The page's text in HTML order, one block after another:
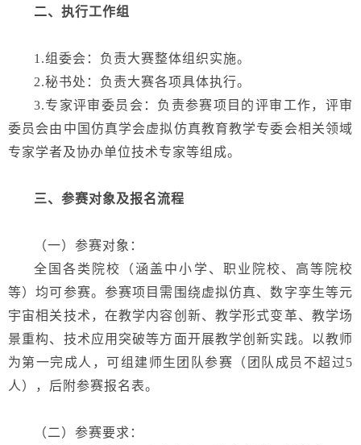
二、执行工作组
1.组委会：负责大赛整体组织实施。
2.秘书处：负责大赛各项具体执行。
3.专家评审委员会：负责参赛项目的评审工作，评审
委员会由中国仿真学会虚拟仿真教育教学专委会相关领域
专家学者及协办单位技术专家等组成。
三、参赛对象及报名流程
（一）参赛对象：
全国各类院校（涵盖中小学、职业院校、高等院校
等）均可参赛。参赛项目需围绕虚拟仿真、数字孪生等元
宇宙相关技术，在教学内容创新、教学形式变革、教学场
景重构、技术应用突破等方面开展教学创新实践。以教师
为第一完成人，可组建师生团队参赛（团队成员不超过5
人），后附参赛报名表。
（二）参赛要求：